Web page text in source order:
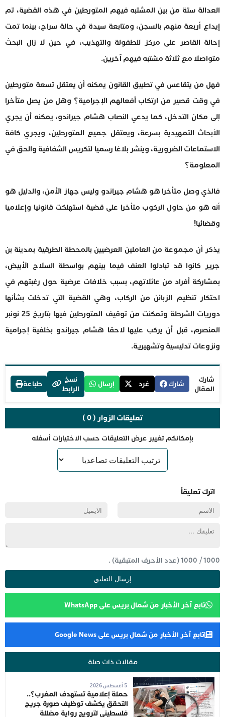
العدالة ستة من بين المشتبه فيهم المتورطين في هذه القضية، تم
إيداع أربعة منهم بالسجن، ومتابعة سيدة في حالة سراح، بينما تمت
إحالة القاصر على مركز للطفولة والتهذيب، في حين لا زال البحث
متواصلا مع ثلاثة مشتبه فيهم آخرين.
فهل من يتقاعس في تطبيق القانون يمكنه أن يعتقل تسعة متورطين
في وقت قصير من ارتكاب أفعالهم الإجرامية؟ وهل من يصل متأخرا
إلى مكان التدخل، كما يدعي النصاب هشام جيراندو، يمكنه أن يجري
الأبحاث التمهيدية بسرعة، ويعتقل جميع المتورطين، ويجري كافة
الاستماعات الضرورية، وينشر بلاغا رسميا لتكريس الشفافية والحق في
المعلومة؟
فالذي وصل متأخرا هو هشام جيراندو وليس جهاز الأمن، والدليل هو
أنه هو من حاول الركوب متأخرا على قضية استهلكت قانونيا وإعلاميا
وقضائيا!
يذكر أن مجموعة من العاملين العرضيين بالمحطة الطرقية بمدينة بن
جرير كانوا قد تبادلوا العنف فيما بينهم بواسطة السلاح الأبيض،
بمشاركة أفراد من عائلاتهم، بسبب خلافات عرضية حول رغبتهم في
احتكار تنظيم الزبائن من الركاب، وهي القضية التي تدخلت بشأنها
دوريات الشرطة وتمكنت من توقيف المتورطين فيها بتاريخ 25 نونبر
المنصرم، قبل أن يركب عليها لاحقا هشام جيراندو بخلفية إجرامية
ونزوعات تدليسية وتشهيرية.
شارك
المقال
شارك غرد إرسال
نسخ
الرابط
طباعة
تعليقات الزوار ( 0 )
بإمكانكم تغيير عرض التعليقات حسب الاختيارات أسفله
اترك تعليقاً
1000
/
1000(عدد الأحرف المتبقية) .
تابع آخر الأخبار من شمال بريس على WhatsApp
تابع آخر الأخبار من شمال بريس على Google News
مقالات ذات صلة
5 أغسطس 2026
حملة إعلامية تستهدف المغرب؟..
التحقق يكشف توظيف صورة جريح
فلسطيني لترويج رواية مضللة